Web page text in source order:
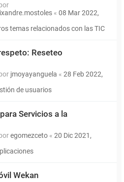
« 08 Mar 2022,
temas relacionados con las TIC
Reseteo
jmoyayanguela « 28 Feb 2022,
de usuarios
Servicios a la
egomezceto « 20 Dic 2021,
Wekan